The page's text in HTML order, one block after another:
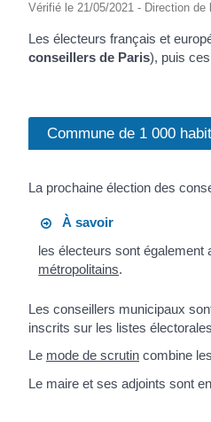
Vérifié le 21/05/2021 - Direction
Les électeurs français et
conseillers de Paris), puis
Commune de 1 000
La prochaine élection des
À savoir
les électeurs sont également
métropolitains.
Les conseillers municipaux
inscrits sur les listes
Le mode de scrutin combine
Le maire et ses adjoints sont